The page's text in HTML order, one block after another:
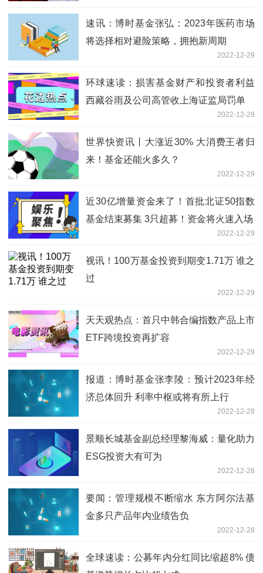
速讯：博时基金张弘：2023年医药市场
将选择相对避险策略，拥抱新周期
2022-12-29
环球速读：损害基金财产和投资者利益
西藏谷雨及公司高管收上海证监局罚单
2022-12-29
世界快资讯丨大涨近30% 大消费王者归
来！基金还能火多久？
2022-12-29
近30亿增量资金来了！首批北证50指数
基金结束募集 3只超募！资金将火速入场
2022-12-29
视讯！100万基金投资到期变1.71万 谁之
过
2022-12-29
天天观热点：首只中韩合编指数产品上市
ETF跨境投资再扩容
2022-12-29
报道：博时基金张李陵：预计2023年经
济总体回升 利率中枢或将有所上行
2022-12-28
景顺长城基金副总经理黎海威：量化助力
ESG投资大有可为
2022-12-28
要闻：管理规模不断缩水 东方阿尔法基
金多只产品年内业绩告负
2022-12-28
全球速读：公募年内分红同比缩超8% 债